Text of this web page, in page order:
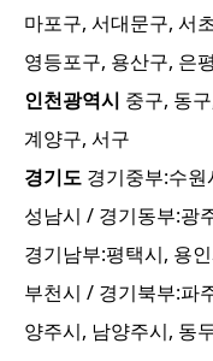
마포구, 서대문구, 서
영등포구, 용산구, 은
인천광역시 중구, 동
계양구, 서구
경기도 경기중부:수원
성남시 / 경기동부:광
경기남부:평택시, 용
부천시 / 경기북부:파
양주시, 남양주시, 동